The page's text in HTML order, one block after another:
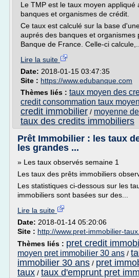
Le TMP est le taux moyen appliqué
banques et organismes de crédit.
Ce taux est calculé sur la base
auprés des banques et organismes
Banque de France. Celle-ci calcule,...
Lire la suite
Date: 2018-01-15 03:47:35
Site : https://www.edubanque.com
Thèmes liés : taux moyen des
credit consommation taux moyen
credit immobilier / moyenne
taux des credits immobiliers
Prêt Immobilier : les taux
les grandes ...
» Les taux observés semaine 1
Les taux des prêts immobiliers
Les statistiques ci-dessous sur les
immobiliers sont basées sur des...
Lire la suite
Date: 2018-01-14 05:20:06
Site : http://www.pret-immobilier-
Thèmes liés : pret credit
moyen pret immobilier 30 ans /
immobilier 30 ans / pret
taux / taux d'emprunt pret